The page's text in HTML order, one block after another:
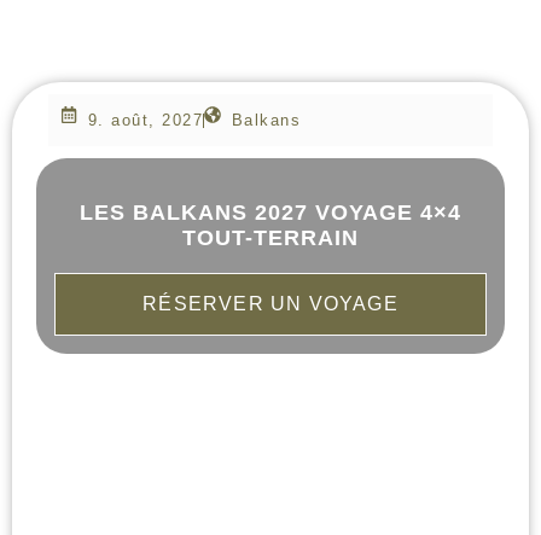
9. août, 2027 Balkans
LES BALKANS 2027 VOYAGE 4×4
TOUT-TERRAIN
RÉSERVER UN VOYAGE